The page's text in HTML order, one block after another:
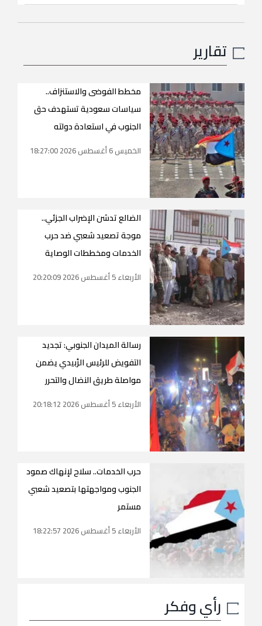
تقارير
مخطط الفوضى والاستنزاف..
سياسات سعودية تستهدف حق
الجنوب في استعادة دولته
الخميس 6 أغسطس 2026 18:27:00
الضالع تدشن الإضراب الجزئي..
موجة تصعيد شعبي ضد حرب
الخدمات ومخططات الوصاية
الأربعاء 5 أغسطس 2026 20:20:09
رسالة الميدان الجنوبي: تجديد
التفويض للرئيس الزُبيدي يضمن
مواصلة طريق النضال والتحرر
الأربعاء 5 أغسطس 2026 20:18:12
حرب الخدمات.. سلاح لإنهاك صمود
الجنوب ومواجهتها بتصعيد شعبي
مستمر
الأربعاء 5 أغسطس 2026 18:22:57
رأي وفكر